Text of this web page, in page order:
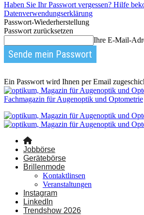
Haben Sie Ihr Passwort vergessen? Hilfe
Datenverwendungserklärung
Passwort-Wiederherstellung
Passwort zurücksetzen
Ihre E-Mail-
Ein Passwort wird Ihnen per Email
Fachmagazin für Augenoptik und Optometrie
Jobbörse
Gerätebörse
Brillenmode
Kontaktlinsen
Veranstaltungen
Instagram
LinkedIn
Trendshow 2026